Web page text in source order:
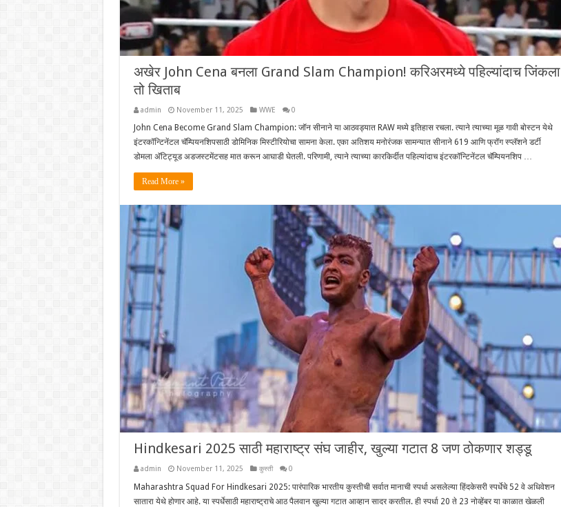
अखेर John Cena बनला Grand Slam Champion! करिअरमध्ये पहिल्यांदाच जिंकला
तो खिताब
admin November 11, 2025 WWE 0
John Cena Become Grand Slam Champion: जॉन सीनाने या आठवड्यात RAW मध्ये इतिहास रचला. त्याने त्याच्या मूळ गावी बोस्टन येथे
इंटरकॉन्टिनेंटल चॅम्पियनशिपसाठी डोमिनिक मिस्टीरियोचा सामना केला. एका अतिशय मनोरंजक सामन्यात सीनाने 619 आणि फ्रॉग स्प्लॅशने डर्टी
डोमला अ‍ॅटिट्यूड अडजस्टमेंटसह मात करून आघाडी घेतली. परिणामी, त्याने त्याच्या कारकिर्दीत पहिल्यांदाच इंटरकॉन्टिनेंटल चॅम्पियनशिप …
Read More »
Hindkesari 2025 साठी महाराष्ट्र संघ जाहीर, खुल्या गटात 8 जण ठोकणार शड्डू
admin November 11, 2025 कुस्ती 0
Maharashtra Squad For Hindkesari 2025: पारंपारिक भारतीय कुस्तीची सर्वात मानाची स्पर्धा असलेल्या हिंदकेसरी स्पर्धेचे 52 वे अधिवेशन
सातारा येथे होणार आहे. या स्पर्धेसाठी महाराष्ट्राचे आठ पैलवान खुल्या गटात आव्हान सादर करतील. ही स्पर्धा 20 ते 23 नोव्हेंबर या काळात खेळली